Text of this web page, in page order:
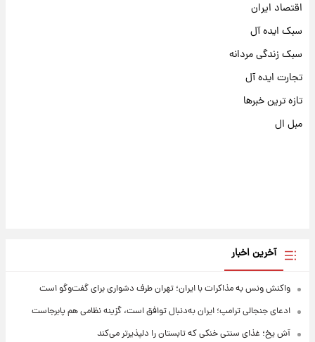
اقتصاد ایران
سبک ایده آل
سبک زندگی مردانه
تجارت ایده آل
تازه ترین خبرها
مبل ال
آخرین اخبار
واکنش ونس به مذاکرات با ایران؛ تهران طرف دشواری برای گفت‌وگو است
ادعای جنجالی ترامپ؛ ایران به‌دنبال توافق است، گزینه نظامی هم پابرجاست
آش یخ؛ غذای سنتی خنکی که تابستان را دلپذیرتر می‌کند